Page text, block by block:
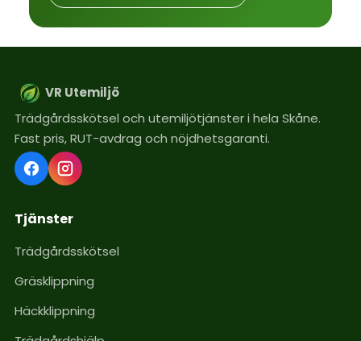
VR Utemiljö
Trädgårdsskötsel och utemiljötjänster i hela Skåne.
Fast pris, RUT-avdrag och nöjdhetsgaranti.
Tjänster
Trädgårdsskötsel
Gräsklippning
Häckklippning